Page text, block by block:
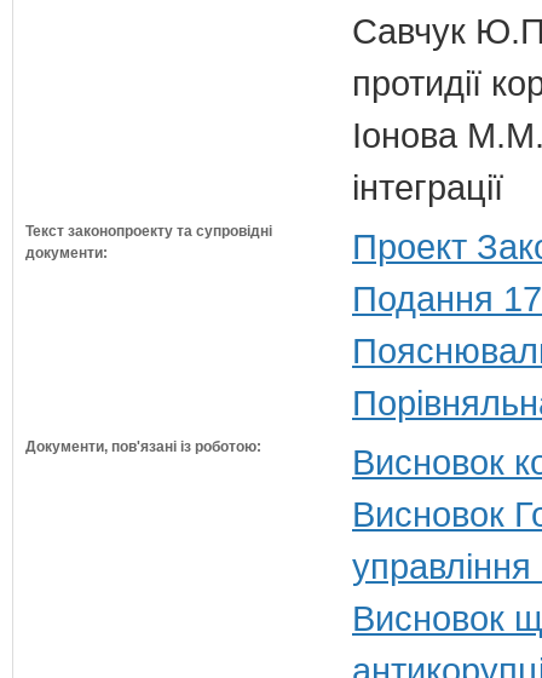
Савчук Ю.П.
протидії
Іонова М.М.
інтеграції
Текст законопроекту та супровідні
документи:
Проект
Подання
Документи, пов'язані із роботою:
Висновок
Висновок
Висновок